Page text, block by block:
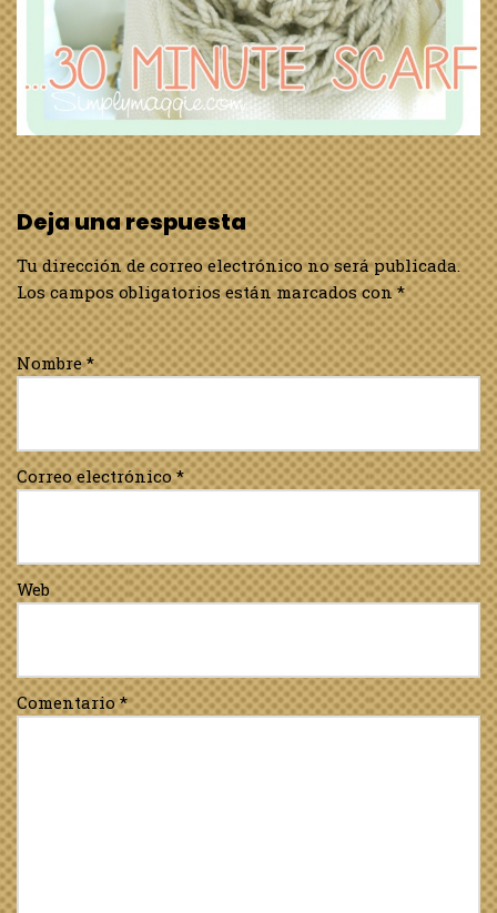
Deja una respuesta
Tu dirección de correo electrónico no será publicada.
Los campos obligatorios están marcados con*
Nombre*
Correo electrónico*
Web
Comentario*